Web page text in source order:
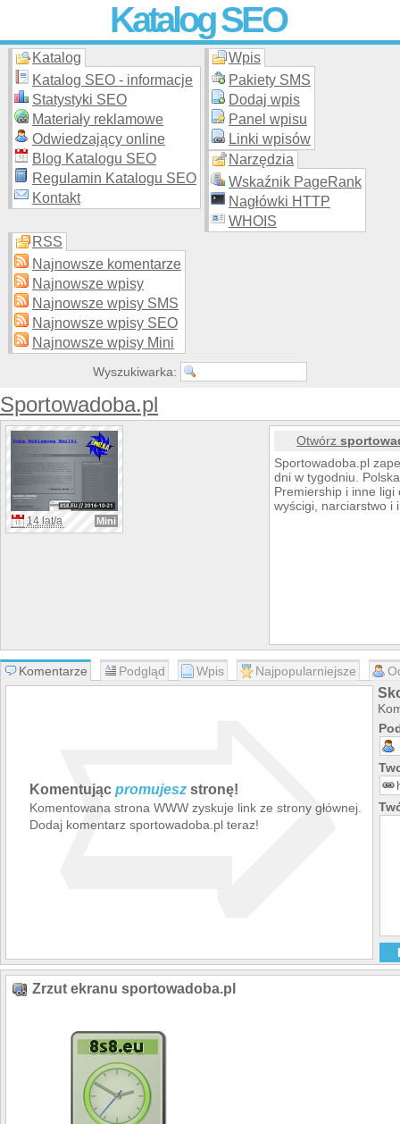
Katalog SEO
Skuteczna i promocja stron WWW –
moderowanego katalogu za darmo!
Katalog
Katalog SEO - informacje
Statystyki SEO
Materiały reklamowe
Odwiedzający online
Blog Katalogu SEO
Regulamin Katalogu SEO
Kontakt
Wpis
Pakiety SMS
Dodaj wpis
Panel wpisu
Linki wpisów
Narzędzia
Wskaźnik PageRank
Nagłówki HTTP
WHOIS
RSS
Najnowsze komentarze
Najnowsze wpisy
Najnowsze wpisy SMS
Najnowsze wpisy SEO
Najnowsze wpisy Mini
Wyszukiwarka:
Sportowadoba.pl
14 lat/a Mini
Otwórz
Sportowadoba.pl
dni w tygodniu.
Premiership i inne
wyścigi, narciarstwo i
Komentarze Podgląd Wpis Najpopularniejsze
Komentując promujesz stronę!
Komentowana strona WWW zyskuje link ze strony głównej.
Dodaj komentarz sportowadoba.pl teraz!
➯
Zrzut ekranu sportowadoba.pl